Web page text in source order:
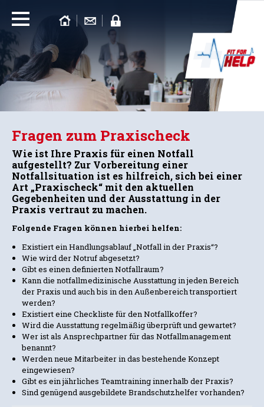
Fragen zum Praxischeck
Wie ist Ihre Praxis für einen Notfall
aufgestellt? Zur Vorbereitung einer
Notfallsituation ist es hilfreich, sich bei einer
Art „Praxischeck“ mit den aktuellen
Gegebenheiten und der Ausstattung in der
Praxis vertraut zu machen.
Folgende Fragen können hierbei helfen:
Existiert ein Handlungsablauf „Notfall in der Praxis“?
Wie wird der Notruf abgesetzt?
Gibt es einen definierten Notfallraum?
Kann die notfallmedizinische Ausstattung in jeden Bereich
der Praxis und auch bis in den Außenbereich transportiert
werden?
Existiert eine Checkliste für den Notfallkoffer?
Wird die Ausstattung regelmäßig überprüft und gewartet?
Wer ist als Ansprechpartner für das Notfallmanagement
benannt?
Werden neue Mitarbeiter in das bestehende Konzept
eingewiesen?
Gibt es ein jährliches Teamtraining innerhalb der Praxis?
Sind genügend ausgebildete Brandschutzhelfer vorhanden?